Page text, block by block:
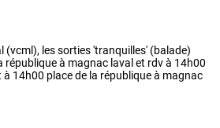
(vcml), lessorties'tranquilles' (balade)
républiqueà magnac laval et rdvà 14h00
à 14h00 placede la républiqueà magnac